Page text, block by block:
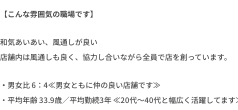
【こんな雰囲気の職場です】
和気あいあい、風通しが良い
店舗内は風通しも良く、協力し合いながら全員で店を創っています。
・ 男女比 6：4≪男女ともに仲の良い店舗です≫
・平均年齢 33.9歳／平均勤続3年 ≪20代〜40代と幅広く活躍してま